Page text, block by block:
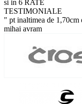
si in 6 RATE
TESTIMONIALE
" pt inaltimea de 1,70cm
mihai avram